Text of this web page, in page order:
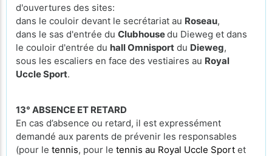
d'ouvertures des sites:
dans le couloir devant le secrétariat au Roseau,
dans le sas d'entrée du Clubhousedu Dieweg et dans
le couloir d'entrée du hall Omnisport du Dieweg,
sous les escaliers en face des vestiaires au Royal
Uccle Sport.
13° ABSENCE ET RETARD
En cas d’absence ou retard, il est expressément
demandé aux parents de prévenir les responsables
(pour le tennis, pour le tennis au Royal Uccle Sport et